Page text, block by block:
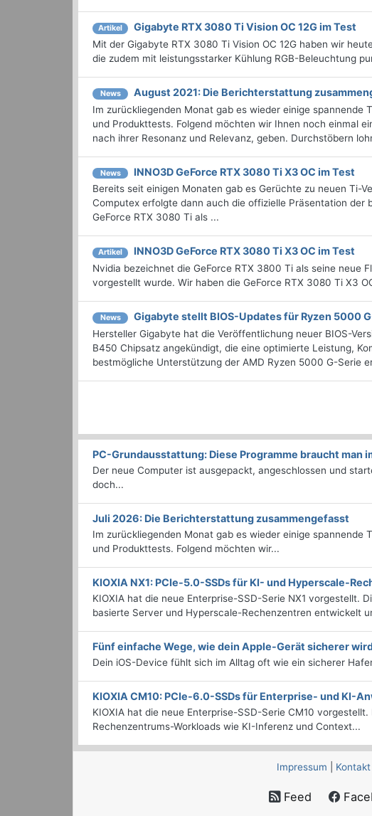
Artikel Gigabyte RTX 3080 Ti Vision OC 12G im Test
Mit der Gigabyte RTX 3080 Ti Vision OC 12G haben wir
die zudem mit leistungsstarker Kühlung RGB-Beleuchtung
News August 2021: Die Bericht­erstattung
Im zurückliegenden Monat gab es wieder einige
und Produkttests. Folgend möchten wir Ihnen noch einmal
nach ihrer Resonanz und Relevanz, geben. Durchstöbern
News INNO3D GeForce RTX 3080 Ti X3 OC im Test
Bereits seit einigen Monaten gab es Gerüchte zu neuen Ti-
Computex erfolgte dann auch die offizielle Präsentation der
GeForce RTX 3080 Ti als ...
Artikel INNO3D GeForce RTX 3080 Ti X3 OC im Test
Nvidia bezeichnet die GeForce RTX 3800 Ti als seine neue
vorgestellt wurde. Wir haben die GeForce RTX 3080 Ti X3
News Gigabyte stellt BIOS-Updates für Ryzen 5000
Hersteller Gigabyte hat die Veröffentlichung neuer BIOS-
B450 Chipsatz angekündigt, die eine optimierte Leistung,
bestmögliche Unterstützung der AMD Ryzen 5000 G-Serie
PC-Grundausstattung: Diese Programme braucht man
Der neue Computer ist ausgepackt, angeschlossen und
doch...
Juli 2026: Die Bericht­erstattung zusammengefasst
Im zurückliegenden Monat gab es wieder einige
und Produkttests. Folgend möchten wir...
KIOXIA NX1: PCIe-5.0-SSDs für KI- und Hyperscale-
KIOXIA hat die neue Enterprise-SSD-Serie NX1 vorgestellt.
basierte Server und Hyperscale-Rechenzentren entwickelt
Fünf einfache Wege, wie dein Apple-Gerät sicherer
Dein iOS-Device fühlt sich im Alltag oft wie ein sicherer
KIOXIA CM10: PCIe-6.0-SSDs für Enterprise- und KI-
KIOXIA hat die neue Enterprise-SSD-Serie CM10
Rechenzentrums-Workloads wie KI-Inferenz und Context...
Impressum Kontakt
Feed